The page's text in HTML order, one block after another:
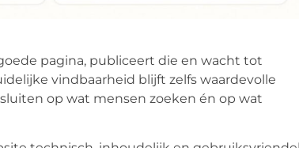
pagina, publiceert die en wacht tot
vindbaarheid blijft zelfs waardevolle
op wat mensen zoeken én op wat